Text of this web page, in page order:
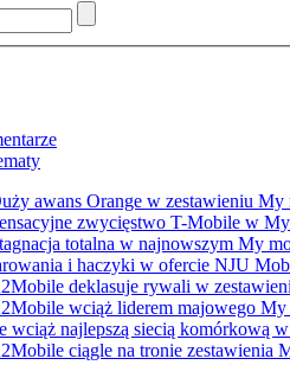
awans Orange w zestawieniu
zwycięstwo T-Mobile w
totalna w najnowszym My
i haczyki w ofercie NJU
deklasuje rywali w
wciąż liderem majowego
wciąż najlepszą siecią komórkową w
ciągle na tronie zestawienia